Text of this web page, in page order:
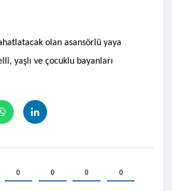
olan asansörlü yaya
yaşlı ve çocuklu bayanları
0 0 0 0